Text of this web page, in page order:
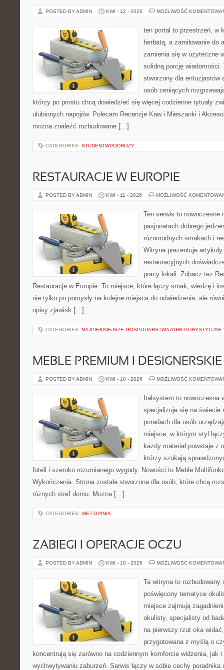
POSTED BY ADMIN KWI - 12 - 2026 MOŻLIWOŚĆ
ten portal to przestrzeń, w
herbatą, a zamiłowanie do
zamienia się w użyteczne
solidną porcję wiadomości.
stworzony dla entuzjastów
osób ceniących
którzy po prostu chcą dowiedzieć się więcej codzienne rytuały
ulubionych napojów. Polecam Recenzje Kaw i Mieszanki i
można znaleźć rozbudowane […]
CATEGORIES: STUDENTWPODROZY
RESTAURACJE W EUROPIE
POSTED BY ADMIN KWI - 11 - 2026 MOŻLIWOŚĆ
Ten serwis to nowoczesne
pasjonatach dobrego
różnorodnych smakach i
Witryna prezentuje
restauracyjnych
pracy lokali. Zobacz też
Restauracje w Europie. To miejsce, które łączy smak, wiedzę i
nie tylko po pomysły na kolejne miejsca do odwiedzenia, ale
opisy zjawisk […]
CATEGORIES: NAJPIĘKNIEJSZE GOSPODARSTWA AGROTURYSTYCZNE
MEBLE PREMIUM I DESIGNERSKIE
POSTED BY ADMIN KWI - 10 - 2026 MOŻLIWOŚĆ
Italsystem to nowoczesna
specjalizuje się na świecie
poradach dla osób
miejsce, w którym styl
każdy materiał powstaje z
którzy szukają
foteli i szeroko rozumianego wygody. Nowości to Meble
Wykończenia. Strona została stworzona dla osób, które chcą
różnych stref domu. Można […]
CATEGORIES: WET-OPINIA
ZABIEGI I OPERACJE OCZU
POSTED BY ADMIN KWI - 10 - 2026 MOŻLIWOŚĆ
Ta witryna to rozbudowany
poświęcony tematyce
miejsce zajmują
okulisty, specjalisty od
na pierwszy rzut oka
przygotowana z myślą o
koncentrują się zarówno na codziennym komforcie widzenia, jak
wychwytywaniu zaburzeń. Serwis łączy w sobie cechy poradnika